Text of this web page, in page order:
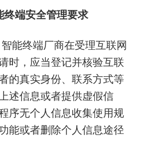
端安全管理要求
能终端厂商在受理互联网
时，应当登记并核验互联
的真实身份、联系方式等
述信息或者提供虚假信
序无个人信息收集使用规
能或者删除个人信息途径